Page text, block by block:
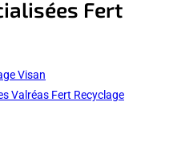
Fert
Visan
Valréas Fert Recyclage